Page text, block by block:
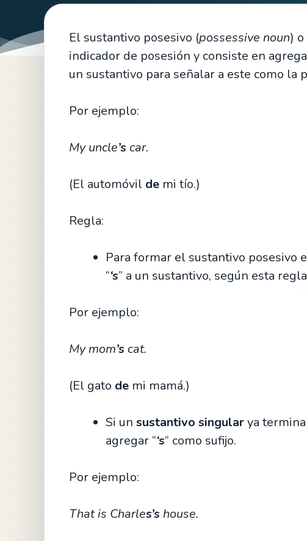
El sustantivo posesivo (possessive noun)
indicador de posesión y consiste en
un sustantivo para señalar a este como la
Por ejemplo:
My uncle’s car.
(El automóvil de mi tío.)
Regla:
Para formar el sustantivo posesivo
“‘s” a un sustantivo, según esta
Por ejemplo:
My mom’s cat.
(El gato de mi mamá.)
Si un sustantivo singularya
agregar “‘s“ como sufijo.
Por ejemplo:
That is Charles’s house.